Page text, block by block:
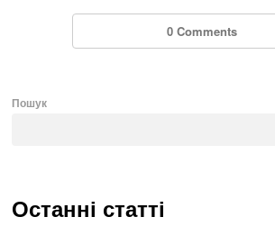
0 Comments
Пошук
Останні статті